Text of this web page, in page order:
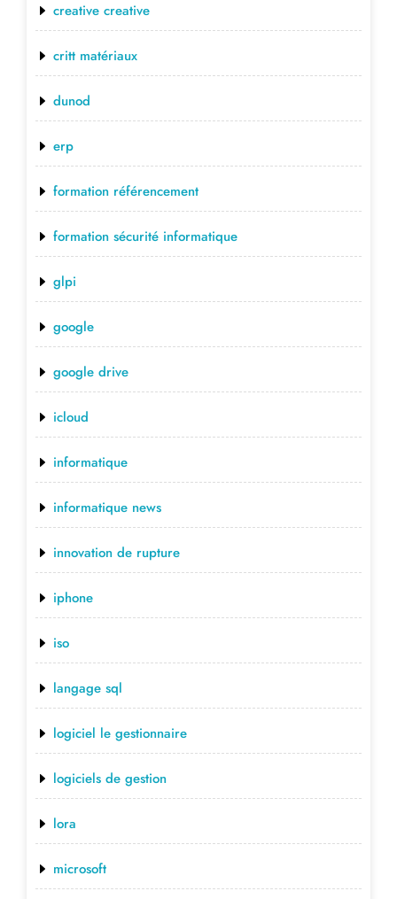
creative creative
critt matériaux
dunod
erp
formation référencement
formation sécurité informatique
glpi
google
google drive
icloud
informatique
informatique news
innovation de rupture
iphone
iso
langage sql
logiciel le gestionnaire
logiciels de gestion
lora
microsoft